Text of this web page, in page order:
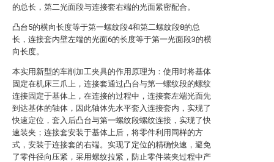
的总长，第二光面段与连接套右端的光面紧密配合。
凸台5的横向长度等于第一螺纹段4和第二螺纹段8的总
长，连接套内壁左端的光面6的长度等于第一光面段3的横
向长度。
本实用新型的车削加工夹具的作用原理为：使用时将基体
固定在机床三爪上，连接套通过凸台与第一螺纹段的螺纹
连接固定于基体上，在连接的过程中，连接套左端光面先
到达基体的轴体，因此轴体先水平套入连接套内，实现了
快速定位，套入后凸台与第一螺纹段螺纹连接，实现了快
速装夹；连接套安装于基体上后，将零件利用同样的方
式，安装于连接套的右端。实现了定位的精确快速，避免
了零件径向压紧，采用螺纹拉紧，防止零件装夹过程中产